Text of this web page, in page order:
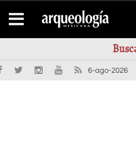
6-ago-2026